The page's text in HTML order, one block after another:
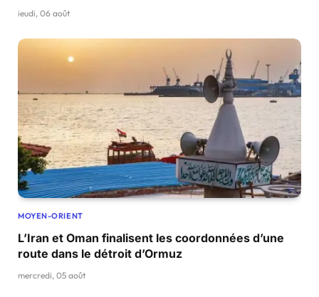
jeudi, 06 août
MOYEN-ORIENT
L’Iran et Oman finalisent les coordonnées d’une
route dans le détroit d’Ormuz
mercredi, 05 août